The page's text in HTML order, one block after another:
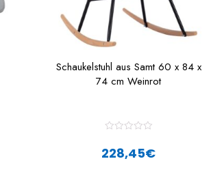
Schaukelstuhl aus Samt 60 x 84 x
74 cm Weinrot
t
228,45€